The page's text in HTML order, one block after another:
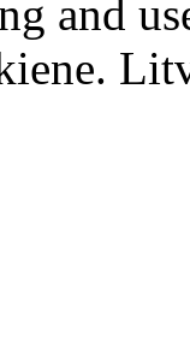
and